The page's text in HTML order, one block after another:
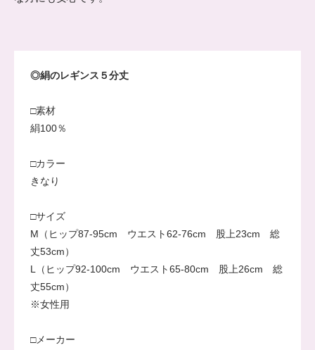
◎絹のレギンス５分丈
□素材
絹100％
□カラー
きなり
□サイズ
M（ヒップ87-95cm ウエスト62-76cm 股上23cm 総
丈53cm）
L（ヒップ92-100cm ウエスト65-80cm 股上26cm 総
丈55cm）
※女性用
□メーカー